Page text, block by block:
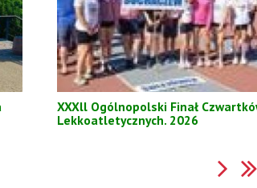
XXXll Ogólnopolski Finał
Lekkoatletycznych. 2026